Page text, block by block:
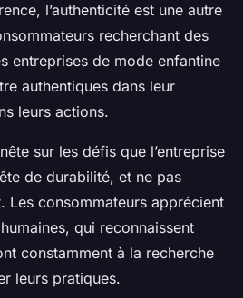
l’authenticité est une autre
recherchant des
entreprises de mode enfantine
authentiques dans leur
leurs actions.
sur les défis que l’entreprise
de durabilité, et ne pas
Les consommateurs apprécient
qui reconnaissent
constamment à la recherche
leurs pratiques.